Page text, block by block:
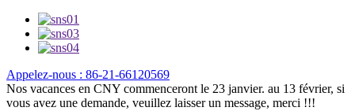
Appelez-nous : 86-21-66120569
Nos vacances en CNY commenceront le 23 janvier. au 13 février, si
vous avez une demande, veuillez laisser un message, merci !!!